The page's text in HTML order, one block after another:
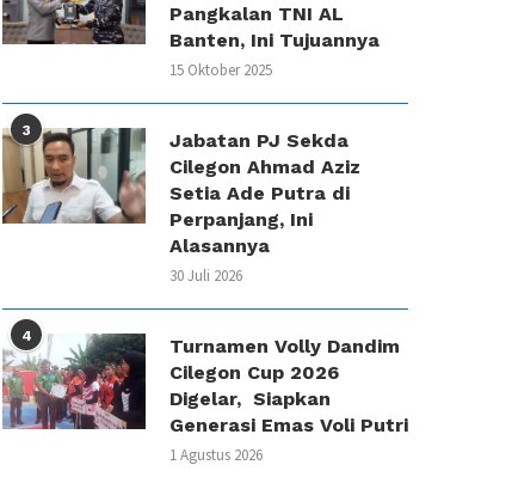
Pangkalan TNI AL
Banten, Ini Tujuannya
15 Oktober 2025
3
Jabatan PJ Sekda
Cilegon Ahmad Aziz
Setia Ade Putra di
Perpanjang, Ini
Alasannya
30 Juli 2026
4
Turnamen Volly Dandim
Cilegon Cup 2026
Digelar, Siapkan
Generasi Emas Voli Putri
1 Agustus 2026